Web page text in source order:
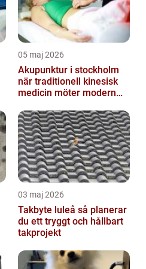
05 maj 2026
Akupunktur i stockholm
när traditionell kinesisk
medicin möter modern
03 maj 2026
Takbyte luleå så planerar
du ett tryggt och hållbart
takprojekt